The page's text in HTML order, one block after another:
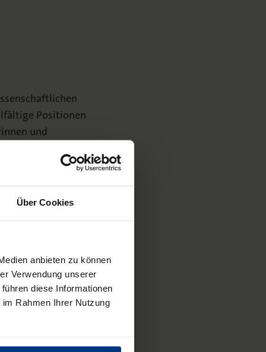
Über Cookies
anbieten zu können
Verwendung unserer
diese Informationen
Rahmen Ihrer Nutzung
Positionen
und